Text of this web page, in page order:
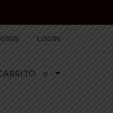
LOGIN
0)
0